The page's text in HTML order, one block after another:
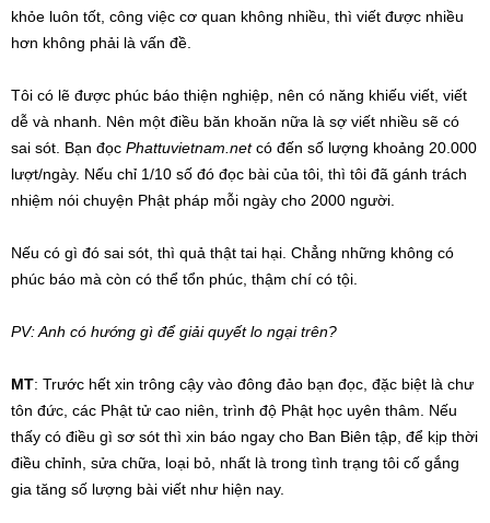
khỏe luôn tốt, công việc cơ quan không nhiều, thì viết được nhiều
hơn không phải là vấn đề.
Tôi có lẽ được phúc báo thiện nghiệp, nên có năng khiếu viết, viết
dễ và nhanh. Nên một điều băn khoăn nữa là sợ viết nhiều sẽ có
sai sót. Bạn đọc Phattuvietnam.netcó đến số lượng khoảng 20.000
lượt/ngày. Nếu chỉ 1/10 số đó đọc bài của tôi, thì tôi đã gánh trách
nhiệm nói chuyện Phật pháp mỗi ngày cho 2000 người.
Nếu có gì đó sai sót, thì quả thật tai hại. Chẳng những không có
phúc báo mà còn có thể tổn phúc, thậm chí có tội.
PV: Anh có hướng gì để giải quyết lo ngại trên?
MT: Trước hết xin trông cậy vào đông đảo bạn đọc, đặc biệt là chư
tôn đức, các Phật tử cao niên, trình độ Phật học uyên thâm. Nếu
thấy có điều gì sơ sót thì xin báo ngay cho Ban Biên tập, để kịp thời
điều chỉnh, sửa chữa, loại bỏ, nhất là trong tình trạng tôi cố gắng
gia tăng số lượng bài viết như hiện nay.